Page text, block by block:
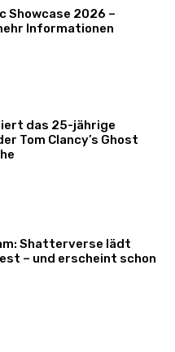
Showcase 2026 –
Informationen
das 25-jährige
Tom Clancy’s Ghost
Shatterverse lädt
– und erscheint schon